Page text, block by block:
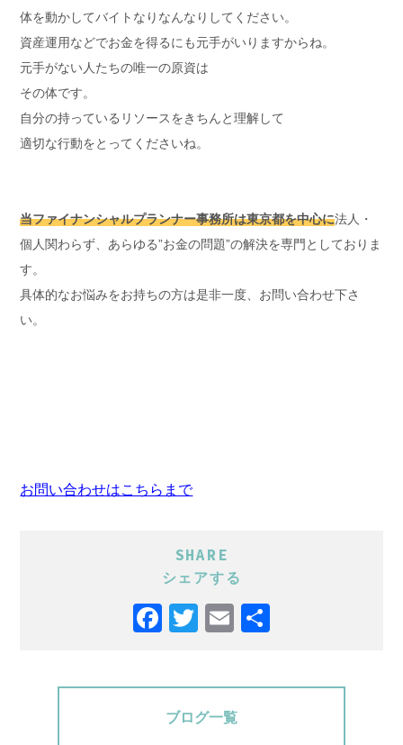
体を動かしてバイトなりなんなりしてください。
資産運用などでお金を得るにも元手がいりますからね。
元手がない人たちの唯一の原資は
その体です。
自分の持っているリソースをきちんと理解して
適切な行動をとってくださいね。
当ファイナンシャルプランナー事務所は東京都を中心に法人・
個人関わらず、あらゆる”お金の問題”の解決を専門としておりま
す。
具体的なお悩みをお持ちの方は是非一度、お問い合わせ下さ
い。
お問い合わせはこちらまで
SHARE
シェアする
Facebook
TwitterEmail
ブログ一覧